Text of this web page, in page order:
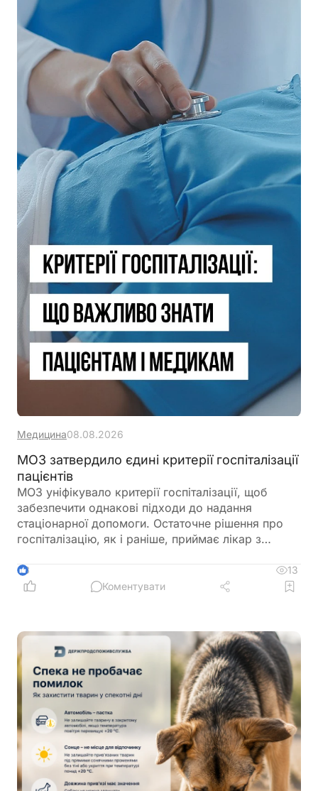
Медицина08.08.2026
МОЗ затвердило єдині критерії госпіталізації
пацієнтів
МОЗ уніфікувало критерії госпіталізації, щоб
забезпечити однакові підходи до надання
стаціонарної допомоги. Остаточне рішення про
госпіталізацію, як і раніше, приймає лікар з
3
13
Коментувати